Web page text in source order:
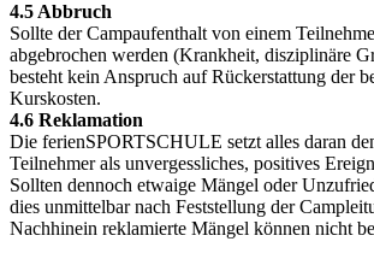
4.5 Abbruch
Sollte der Campaufenthalt von einem
abgebrochen werden (Krankheit, disziplinäre
besteht kein Anspruch auf Rückerstattung der
Kurskosten.
4.6 Reklamation
Die ferienSPORTSCHULE setzt alles daran
Teilnehmer als unvergessliches, positives
Sollten dennoch etwaige Mängel oder
dies unmittelbar nach Feststellung der
Nachhinein reklamierte Mängel können nicht